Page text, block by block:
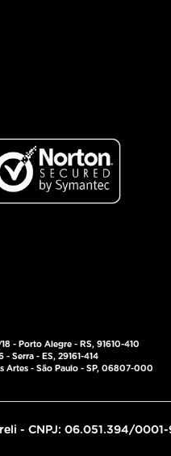
- Porto Alegre - RS, 91610-410
Serra - ES, 29161-414
Artes - São Paulo - SP, 06807-000
- CNPJ: 06.051.394/